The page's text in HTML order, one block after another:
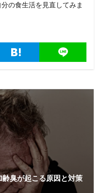
の食生活を見直してみま
齢臭が起こる原因と対策